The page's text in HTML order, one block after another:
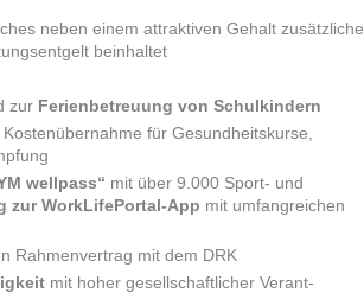
neben einem attraktiven Gehalt zusätzliche
beinhaltet
zur Ferien­betreuung von Schulkindern
Kosten­übernahme für Gesundheits­kurse,
wellpass“ mit über 9.000 Sport- und
zur WorkLifePortal-App mit umfangreichen
Rahmen­vertrag mit dem DRK
mit hoher gesellschaftlicher Verant­